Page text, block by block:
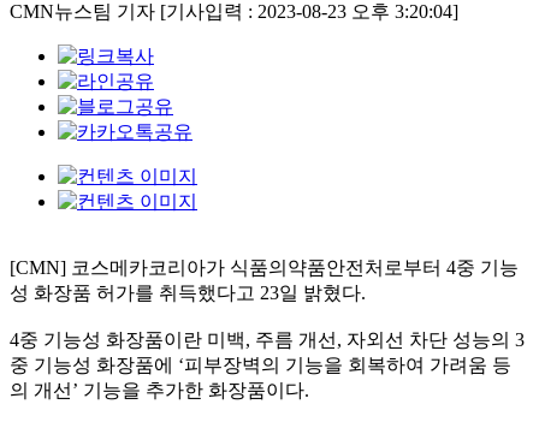
CMN뉴스팀 기자 [기사입력 : 2023-08-23 오후 3:20:04]
[CMN] 코스메카코리아가 식품의약품안전처로부터 4중 기능
성 화장품 허가를 취득했다고 23일 밝혔다.
4중 기능성 화장품이란 미백, 주름 개선 , 자외선 차단 성능의 3
중 기능성 화장품에 ‘피부장벽의 기능을 회복하여 가려움 등
의 개선 ’ 기능을 추가한 화장품이다.